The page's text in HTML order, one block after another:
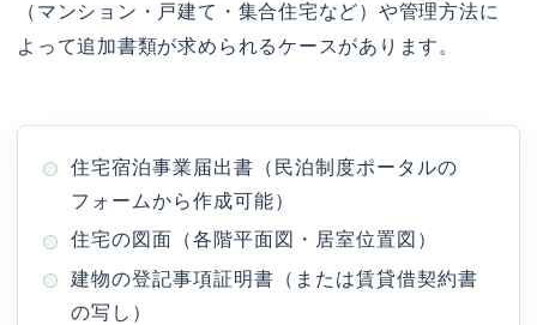
（マンション・戸建て・集合住宅など）や管理方法に
よって追加書類が求められるケースがあります。
住宅宿泊事業届出書（民泊制度ポータルの
フォームから作成可能）
住宅の図面（各階平面図・居室位置図）
建物の登記事項証明書（または賃貸借契約書
の写し）